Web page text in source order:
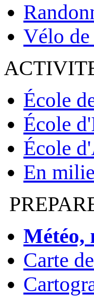
Vélo de
École
École
École
En
Météo,
Carte